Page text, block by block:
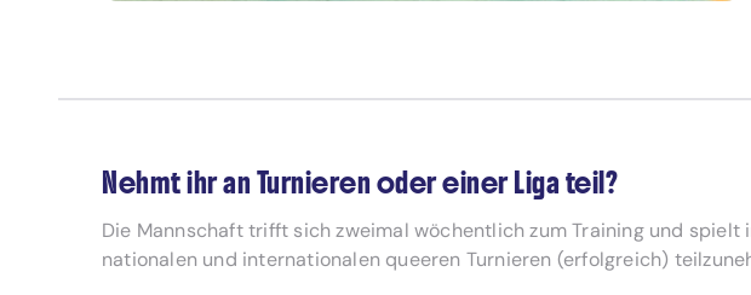
Nehmt ihr an Turnieren oder einer Liga teil?
Die Mannschaft trifft sich zweimal wöchentlich zum Training und
nationalen und internationalen queeren Turnieren (erfolgreich)